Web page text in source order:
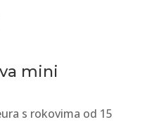
mini
s rokovima od 15